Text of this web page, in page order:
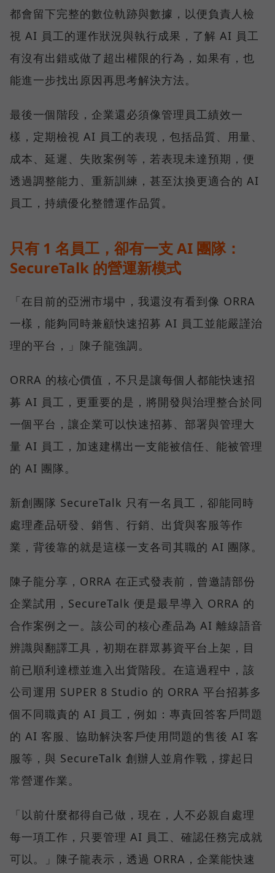
都會留下完整的數位軌跡與數據，以便負責人檢
視 AI 員工的運作狀況與執行成果，了解 AI 員工
有沒有出錯或做了超出權限的行為，如果有，也
能進一步找出原因再思考解決方法。
最後一個階段，企業還必須像管理員工績效一
樣，定期檢視 AI 員工的表現，包括品質、用量、
成本、延遲、失敗案例等，若表現未達預期，便
透過調整能力、重新訓練，甚至汰換更適合的 AI
員工，持續優化整體運作品質。
只有 1 名員工，卻有一支 AI 團隊：
SecureTalk 的營運新模式
「在目前的亞洲市場中，我還沒有看到像 ORRA
一樣，能夠同時兼顧快速招募 AI 員工並能嚴謹治
理的平台，」陳子龍強調。
ORRA 的核心價值，不只是讓每個人都能快速招
募 AI 員工，更重要的是，將開發與治理整合於同
一個平台，讓企業可以快速招募、部署與管理大
量 AI 員工，加速建構出一支能被信任、能被管理
的 AI 團隊。
新創團隊 SecureTalk 只有一名員工，卻能同時
處理產品研發、銷售、行銷、出貨與客服等作
業，背後靠的就是這樣一支各司其職的 AI 團隊。
陳子龍分享，ORRA 在正式發表前，曾邀請部份
企業試用，SecureTalk 便是最早導入 ORRA 的
合作案例之一。該公司的核心產品為 AI 離線語音
辨識與翻譯工具，初期在群眾募資平台上架，目
前已順利達標並進入出貨階段。在這過程中，該
公司運用 SUPER 8 Studio 的 ORRA 平台招募多
個不同職責的 AI 員工，例如：專責回答客戶問題
的 AI 客服、協助解決客戶使用問題的售後 AI 客
服等，與 SecureTalk 創辦人並肩作戰，撐起日
常營運作業。
「以前什麼都得自己做，現在，人不必親自處理
每一項工作，只要管理 AI 員工、確認任務完成就
可以。」陳子龍表示，透過 ORRA，企業能快速